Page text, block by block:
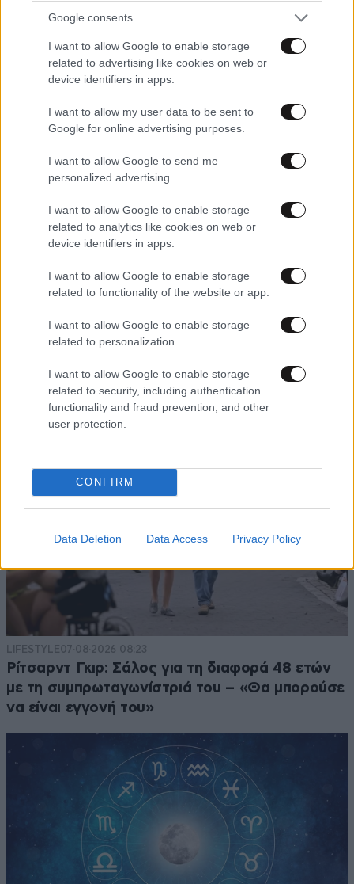
Google consents
I want to allow Google to enable storage
related to advertising like cookies on web or
device identifiers in apps.
I want to allow my user data to be sent to
Google for online advertising purposes.
I want to allow Google to send me
personalized advertising.
I want to allow Google to enable storage
related to analytics like cookies on web or
device identifiers in apps.
I want to allow Google to enable storage
related to functionality of the website or app.
I want to allow Google to enable storage
related to personalization.
I want to allow Google to enable storage
related to security, including authentication
functionality and fraud prevention, and other
user protection.
CONFIRM
Data Deletion Data Access Privacy Policy
ΕΛΛΑΔΑ6 λ. πριν
Βίντεο-ντοκουμέντο από το θανατηφόρο
τροχαίο στις Σέρρες: Η στιγμή που το ΙΧ μπαίνει
και μητέρα
LIFESTYLE07·08·2026 08:23
Ρίτσαρντ Γκιρ: Σάλος για τη διαφορά 48 ετών
με τη συμπρωταγωνίστριά του – «Θα μπορούσε
να είναι εγγονή του»